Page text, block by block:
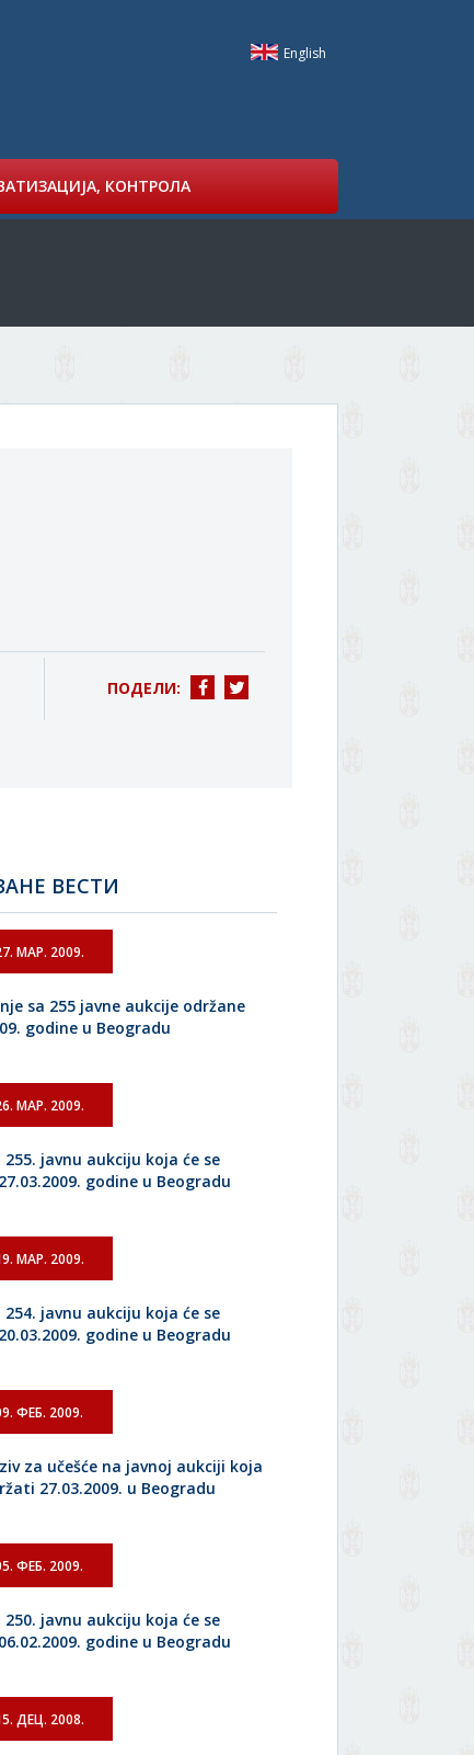
English
КОНТРОЛА
ПОДЕЛИ:
ВЕСТИ
МАР. 2009.
sa 255 javne aukcije održane
godine u Beogradu
МАР. 2009.
255. javnu aukciju koja će se
godine u Beogradu
МАР. 2009.
254. javnu aukciju koja će se
godine u Beogradu
ФЕБ. 2009.
za učešće na javnoj aukciji koja
27.03.2009. u Beogradu
ФЕБ. 2009.
250. javnu aukciju koja će se
godine u Beogradu
ДЕЦ. 2008.